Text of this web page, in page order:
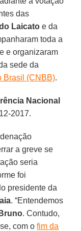
das
Laicato e da
toda a
e organizaram
sede da
Brasil (CNBB).
Nacional
2017.
a greve se
seria
foi
presidente da
. “Entendemos
Bruno. Contudo,
com ofim da